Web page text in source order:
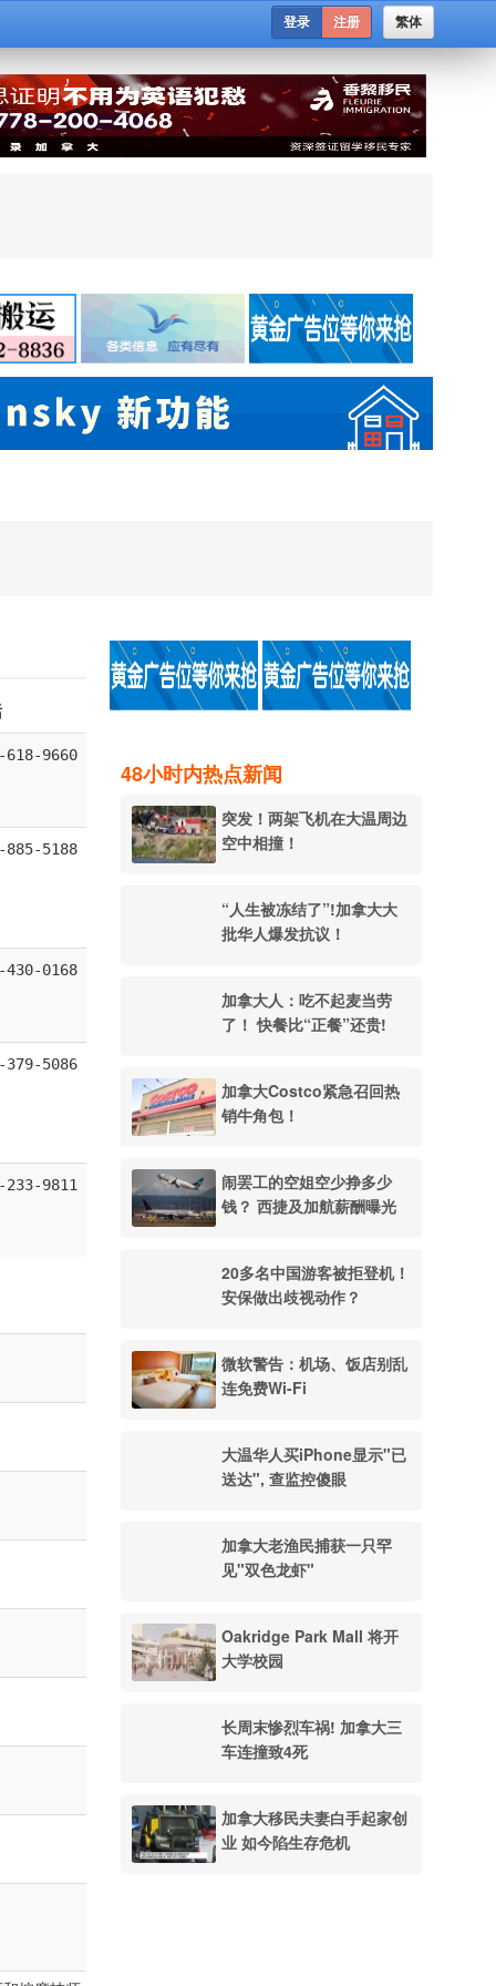
繁体
登录 注册
618-9660
885-5188
430-0168
379-5086
233-9811
48小时内热点新闻
突发！两架飞机在大温周边
空中相撞！
“人生被冻结了”!加拿大大
批华人爆发抗议！
加拿大人：吃不起麦当劳
了！ 快餐比“正餐”还贵!
加拿大Costco紧急召回热
销牛角包！
闹罢工的空姐空少挣多少
钱？ 西捷及加航薪酬曝光
20多名中国游客被拒登机！
安保做出歧视动作？
微软警告：机场、饭店别乱
连免费Wi-Fi
大温华人买iPhone显示"已
送达", 查监控傻眼
加拿大老渔民捕获一只罕
见"双色龙虾"
Oakridge Park Mall 将开
大学校园
长周末惨烈车祸! 加拿大三
车连撞致4死
加拿大移民夫妻白手起家创
业 如今陷生存危机